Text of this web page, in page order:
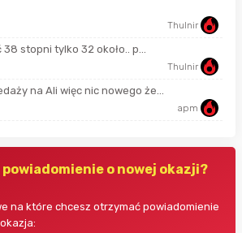
Thulnir
stopni tylko 32 około.. p...
Thulnir
na Ali więc nic nowego że...
apm
powiadomienie o nowej okazji?
na które chcesz otrzymać powiadomienie